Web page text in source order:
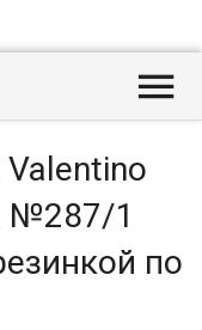

№287/1
по